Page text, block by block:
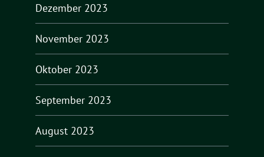
Dezember 2023
November 2023
Oktober 2023
September 2023
August 2023